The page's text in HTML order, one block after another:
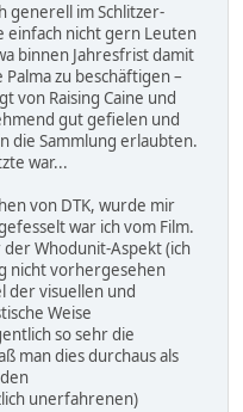
generell im Schlitzer-
einfach nicht gern Leuten
binnen Jahresfrist damit
zu beschäftigen –
von Raising Caine und
gut gefielen und
die Sammlung erlaubten.
war...
von DTK, wurde mir
war ich vom Film.
Whodunit-Aspekt (ich
nicht vorhergesehen
der visuellen und
Weise
so sehr die
man dies durchaus als
unerfahrenen)